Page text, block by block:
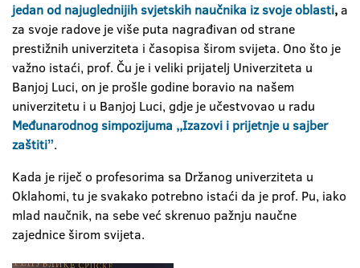
jedan od najuglednijih svjetskih naučnika iz svoje oblasti,a
za svoje radove je više puta nagrađivan od strane
prestižnih univerziteta i časopisa širom svijeta. Ono što je
važno istaći, prof. Ču je i veliki prijatelj Univerziteta u
Banjoj Luci, on je prošle godine boravio na našem
univerzitetu i u Banjoj Luci, gdje je učestvovao u radu
Međunarodnog simpozijuma ,,Izazovi i prijetnje u sajber
zaštitiˮ.
Kada je riječ o profesorima sa Držanog univerziteta u
Oklahomi, tu je svakako potrebno istaći da je prof. Pu, iako
mlad naučnik, na sebe već skrenuo pažnju naučne
zajednice širom svijeta.